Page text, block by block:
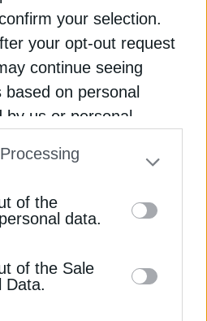
your selection.
your opt-out request
continue seeing
on personal
by us or personal
may separately opt-out
parties on the IAB’s list
This
be disclosed by us to
IAB’s List of
of the
data.
of the Sale
Data.
για επισκευές φθαρμένων
ΓΕΩΠΟΛΙΤΙΚΗ